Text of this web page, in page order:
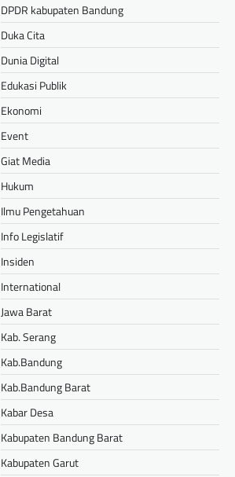
DPDR kabupaten Bandung
Duka Cita
Dunia Digital
Edukasi Publik
Ekonomi
Event
Giat Media
Hukum
Ilmu Pengetahuan
Info Legislatif
Insiden
International
Jawa Barat
Kab. Serang
Kab.Bandung
Kab.Bandung Barat
Kabar Desa
Kabupaten Bandung Barat
Kabupaten Garut